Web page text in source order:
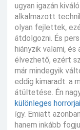
ugyan igazán
alkalmazott
olyan fejlettek,
átdolgozni. És
hiányzik valami, és
élvezhető, ezért
már mindegyik
eddig kimaradt: a
átültetése. Én
különleges
így. Emiatt
hanem inkább